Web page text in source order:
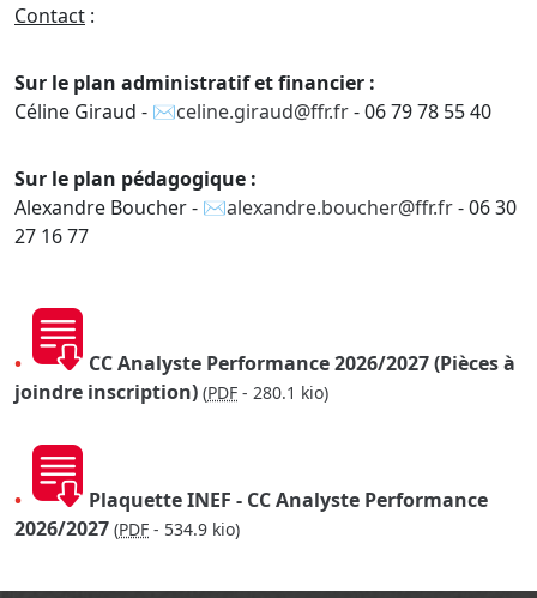
Contact :
Sur le plan administratif et financier :
Céline Giraud -
celine.giraud@ffr.fr- 06 79 78 55 40
Sur le plan pédagogique :
Alexandre Boucher -
alexandre.boucher@ffr.fr- 06 30
27 16 77
CC Analyste Performance 2026/2027 (Pièces à
joindre inscription) (PDF - 280.1 kio)
Plaquette INEF - CC Analyste Performance
2026/2027 (PDF - 534.9 kio)